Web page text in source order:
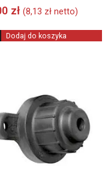
zł (8,13 zł netto)
Dodaj do koszyka